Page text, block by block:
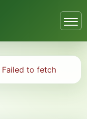
Failed to fetch